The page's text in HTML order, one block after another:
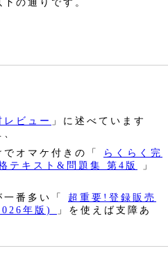
レビュー 」に述べています
オマケ付きの「
らくらく完
テキスト&問題集 第4版
」
番多い「
超重要!登録販売
年版)
」を使えば支障あ